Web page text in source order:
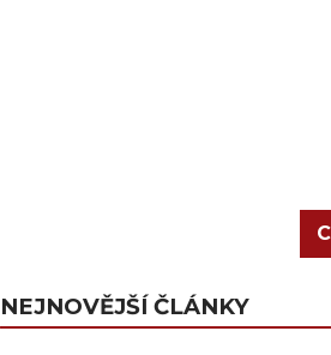
NEJNOVĚJŠÍ ČLÁNKY